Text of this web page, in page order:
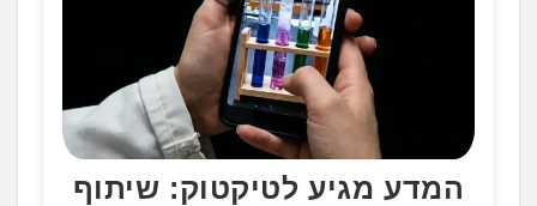
המדע מגיע לטיקטוק: שיתוף